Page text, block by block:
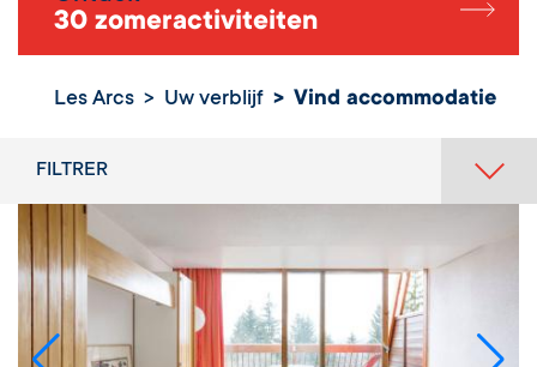
30 zomeractiviteiten
Les Arcs Uw verblijf Vind accommodatie
Vind
FILTRER